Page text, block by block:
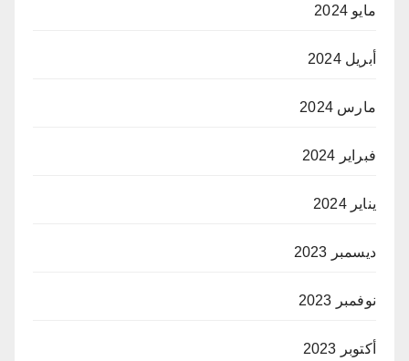
مايو 2024
أبريل 2024
مارس 2024
فبراير 2024
يناير 2024
ديسمبر 2023
نوفمبر 2023
أكتوبر 2023